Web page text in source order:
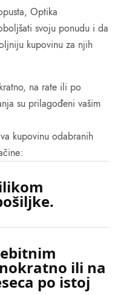
Optika
svoju ponudu i da
kupovinu za njih
na rate ili po
su prilagođeni vašim
kupovinu odabranih
ili na
po istoj